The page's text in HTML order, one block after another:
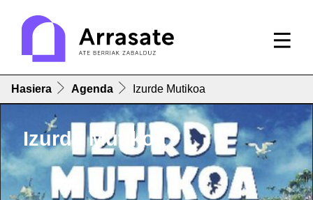
Hasiera Agenda Izurde Mutikoa
Izurde Mutikoa